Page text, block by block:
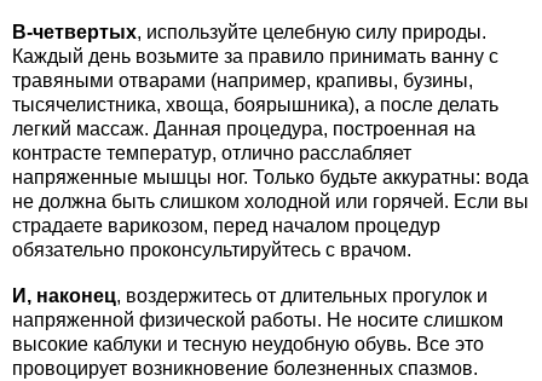
В-четвертых, используйте целебную силу природы.
Каждый день возьмите за правило принимать ванну с
травяными отварами (например, крапивы, бузины,
тысячелистника, хвоща, боярышника), а после делать
легкий массаж. Данная процедура, построенная на
контрасте температур, отлично расслабляет
напряженные мышцы ног. Только будьте аккуратны: вода
не должна быть слишком холодной или горячей. Если вы
страдаете варикозом, перед началом процедур
обязательно проконсультируйтесь с врачом.
И, наконец, воздержитесь от длительных прогулок и
напряженной физической работы. Не носите слишком
высокие каблуки и тесную неудобную обувь. Все это
провоцирует возникновение болезненных спазмов.